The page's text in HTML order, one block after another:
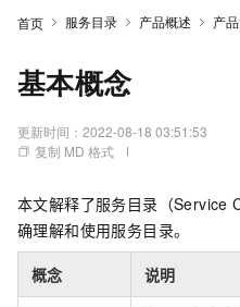
首页 服务目录 产品概述 产
基本概念
更新时间： 2022-08-18 03:51:53
复制 MD 格式
本文解释了服务目录（Service
确理解和使用服务目录。
概念 说明